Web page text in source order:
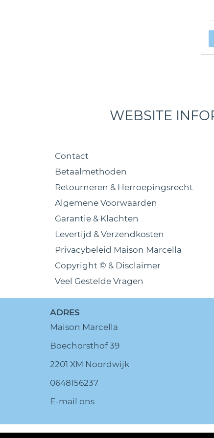
WEBSITE
Contact
Betaalmethoden
Retourneren & Herroepingsrecht
Algemene Voorwaarden
Garantie & Klachten
Levertijd & Verzendkosten
Privacybeleid Maison Marcella
Copyright © & Disclaimer
Veel Gestelde Vragen
ADRES
Maison Marcella
Boechorsthof 39
2201 XM Noordwijk
0648156237
E-mail ons